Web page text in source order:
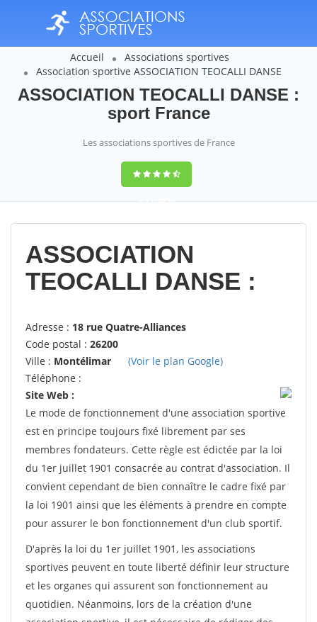
Accueil
Associations sportives
Association sportive ASSOCIATION TEOCALLI DANSE
ASSOCIATION TEOCALLI DANSE :
sport France
Les associations sportives de France
9,4(100%)
14358votes
ASSOCIATION
TEOCALLI DANSE :
Adresse : 18 rue Quatre-Alliances
Code postal : 26200
Ville : Montélimar
(Voir le plan Google)
Téléphone :
Site Web :
Le mode de fonctionnement d'une association sportive
est en principe toujours fixé librement par ses
membres fondateurs. Cette règle est édictée par la loi
du 1er juillet 1901 consacrée au contrat d'association. Il
convient cependant de bien connaître le cadre fixé par
la loi 1901 ainsi que les éléments à prendre en compte
pour assurer le bon fonctionnement d'un club sportif.
D'après la loi du 1er juillet 1901, les associations
sportives peuvent en toute liberté définir leur structure
et les organes qui assurent son fonctionnement au
quotidien. Néanmoins, lors de la création d'une